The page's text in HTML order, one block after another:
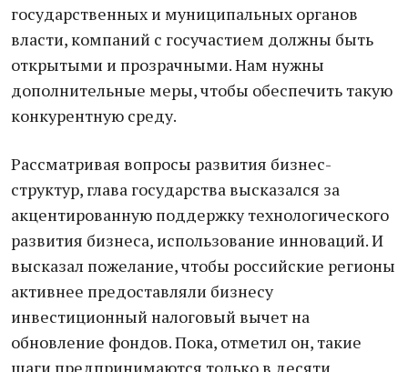
государственных и муниципальных органов
власти, компаний с госучастием должны быть
открытыми и прозрачными. Нам нужны
дополнительные меры, чтобы обеспечить такую
конкурентную среду.
Рассматривая вопросы развития бизнес-
структур, глава государства высказался за
акцентированную поддержку технологического
развития бизнеса, использование инноваций. И
высказал пожелание, чтобы российские регионы
активнее предоставляли бизнесу
инвестиционный налоговый вычет на
обновление фондов. Пока, отметил он, такие
шаги предпринимаются только в десяти